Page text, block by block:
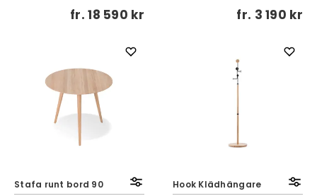
fr.18 590 kr fr. 3 190 kr
Stafa runt bord 90 Hook Klädhängare